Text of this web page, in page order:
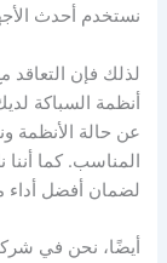
نستخدم أحدث
لذلك فإن
أنظمة السباكة
عن حالة الأنظمة
المناسب. كما أننا
لضمان أفضل أداء
أيضًا، نحن في